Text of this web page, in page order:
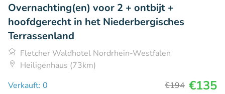
Overnachting(en) voor 2 + ontbijt +
hoofdgerecht in het Niederbergisches
Terrassenland
Fletcher Waldhotel Nordrhein-Westfalen
Heiligenhaus (73km)
Verkauft: 0
€194 €135